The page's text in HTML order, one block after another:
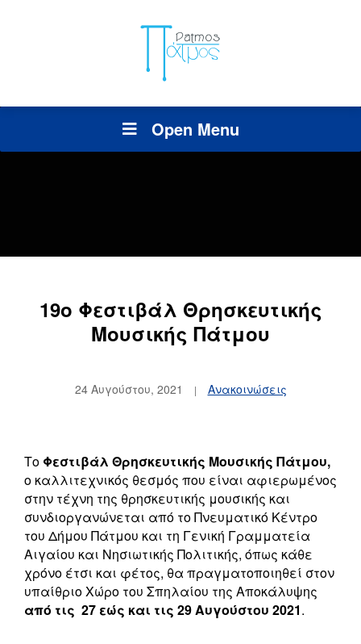
Open Menu
19ο Φεστιβάλ Θρησκευτικής
Μουσικής Πάτμου
24 Αυγούστου, 2021 Ανακοινώσεις
Το Φεστιβάλ Θρησκευτικής Μουσικής Πάτμου,
ο καλλιτεχνικός θεσμός που είναι αφιερωμένος
στην τέχνη της θρησκευτικής μουσικής και
συνδιοργανώνεται από το Πνευματικό Κέντρο
του Δήμου Πάτμου και τη Γενική Γραμματεία
Αιγαίου και Νησιωτικής Πολιτικής, όπως κάθε
χρόνο έτσι και φέτος, θα πραγματοποιηθεί στον
υπαίθριο Χώρο του Σπηλαίου της Αποκάλυψης
από τις 27 εώς και τις 29 Αυγούστου 2021.